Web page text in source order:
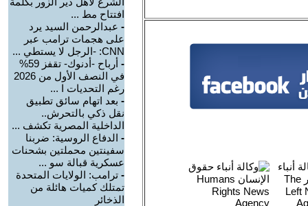
افتتاح مط ...
- عبدالرحمن السيد يرد
على هجمات ترامب عبر
CNN: -الرجل لا يستطي ...
-
أرباح -أدنوك- تقفز 59%
في النصف الأول من 2026
رغم التحديات ا ...
- بعد اتهام سائق تطبيق
نقل ذكي بالتحرش..
الداخلية المصرية تكشف ...
- الدفاع الروسية: ضربنا
سفينتين محملتين بشحنات
عسكرية قبالة سو ...
- ترامب: الولايات المتحدة
تمتلك كميات هائلة من
الذخائر